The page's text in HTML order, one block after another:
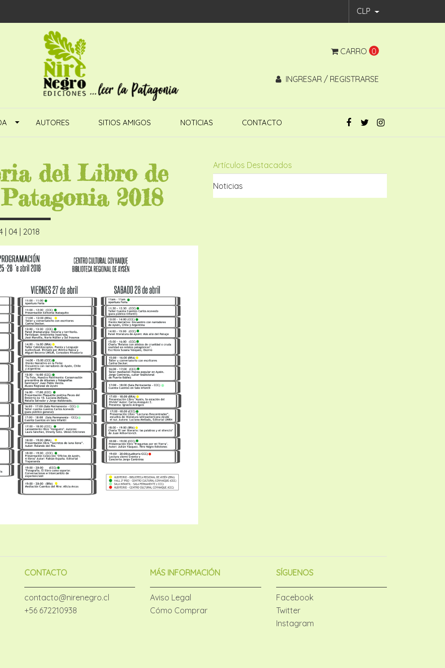
CLP
CARRO 0
INGRESAR / REGISTRARSE
AUTORES SITIOS AMIGOS NOTICIAS CONTACTO
del Libro de
2018
| 04 | 2018
Artículos Destacados
Noticias
CONTACTO
contacto@nirenegro.cl
+56 672210938
MÁS INFORMACIÓN
Aviso Legal
Cómo Comprar
SÍGUENOS
Facebook
Twitter
Instagram